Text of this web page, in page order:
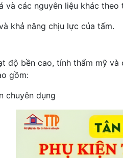
các nguyên liệu khác
khả năng chịu lực của tấm.
độ bền cao, tính thẩm mỹ
gồm:
chuyên dụng